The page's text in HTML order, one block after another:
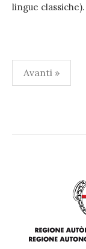
lingue
Paginazione
degli
Avanti »